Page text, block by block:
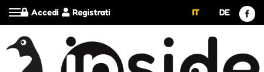
Registrati
Accedi IT DE